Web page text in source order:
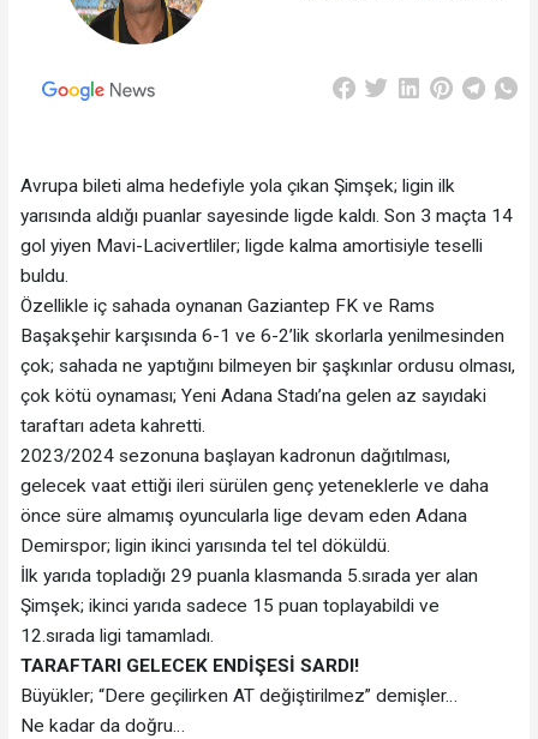
Avrupa bileti alma hedefiyle yola çıkan Şimşek; ligin ilk
yarısında aldığı puanlar sayesinde ligde kaldı. Son 3 maçta 14
gol yiyen Mavi-Lacivertliler; ligde kalma amortisiyle teselli
buldu.
Özellikle iç sahada oynanan Gaziantep FK ve Rams
Başakşehir karşısında 6-1 ve 6-2’lik skorlarla yenilmesinden
çok; sahada ne yaptığını bilmeyen bir şaşkınlar ordusu olması,
çok kötü oynaması; Yeni Adana Stadı’na gelen az sayıdaki
taraftarı adeta kahretti.
2023/2024 sezonuna başlayan kadronun dağıtılması,
gelecek vaat ettiği ileri sürülen genç yeteneklerle ve daha
önce süre almamış oyuncularla lige devam eden Adana
Demirspor; ligin ikinci yarısında tel tel döküldü.
İlk yarıda topladığı 29 puanla klasmanda 5.sırada yer alan
Şimşek; ikinci yarıda sadece 15 puan toplayabildi ve
12.sırada ligi tamamladı.
TARAFTARI GELECEK ENDİŞESİ SARDI!
Büyükler; “Dere geçilirken AT değiştirilmez” demişler…
Ne kadar da doğru…